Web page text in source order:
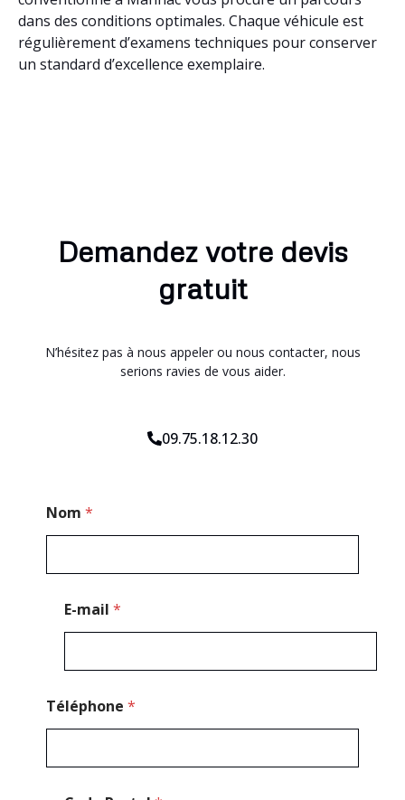
dans des conditions optimales. Chaque véhicule est
régulièrement d’examens techniques pour conserver
un standard d’excellence exemplaire.
Demandez votre devis
gratuit
N’hésitez pas à nous appeler ou nous contacter, nous
serions ravies de vous aider.
09.75.18.12.30
Nom *
E-mail *
Téléphone *